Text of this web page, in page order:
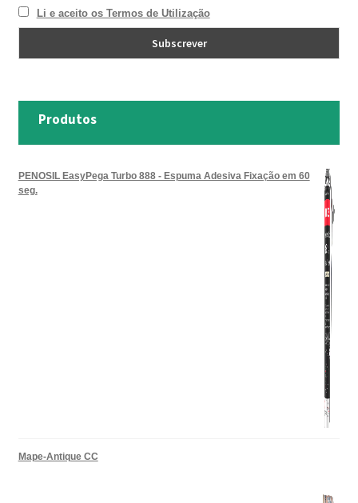
TRATAMENTO DECKS
VINÍLICOS
Li e aceito os Termos de Utilização
Produtos
PENOSIL EasyPega Turbo 888 - Espuma Adesiva Fixação em 60
seg.
Mape-Antique CC